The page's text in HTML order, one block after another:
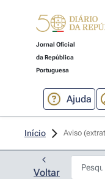
Jornal Oficial
da República
Portuguesa
Ajuda
Início Aviso
Voltar